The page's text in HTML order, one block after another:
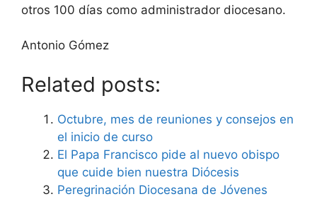
otros 100 días como administrador diocesano.
Antonio Gómez
Related posts:
Octubre, mes de reuniones y consejos en
el inicio de curso
El Papa Francisco pide al nuevo obispo
que cuide bien nuestra Diócesis
Peregrinación Diocesana de Jóvenes